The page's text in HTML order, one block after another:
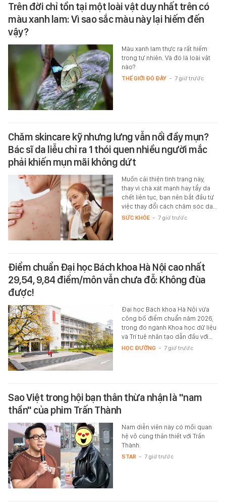
Trên đời chỉ tồn tại một loài vật duy nhất trên có
màu xanh lam: Vì sao sắc màu này lại hiếm đến
vậy?
Màu xanh lam thực ra rất hiếm
trong tự nhiên. Và đó là loài vật
nào?
THẾ GIỚI ĐÓ ĐÂY - 7 giờ trước
Chăm skincare kỹ nhưng lưng vẫn nổi đầy mụn?
Bác sĩ da liễu chỉ ra 1 thói quen nhiều người mắc
phải khiến mụn mãi không dứt
Muốn cải thiện tình trạng này,
thay vì chà xát mạnh hay tẩy da
chết liên tục, bạn nên bắt đầu từ
việc thay đổi cách chăm sóc da…
SỨC KHỎE - 7 giờ trước
Điểm chuẩn Đại học Bách khoa Hà Nội cao nhất
29,54, 9,84 điểm/môn vẫn chưa đỗ: Không đùa
được!
Đại học Bách khoa Hà Nội vừa
công bố điểm chuẩn năm 2026,
trong đó ngành Khoa học dữ liệu
và Trí tuệ nhân tạo dẫn đầu với…
HỌC ĐƯỜNG - 7 giờ trước
Sao Việt trong hội bạn thân thừa nhận là "nam
thần" của phim Trấn Thành
Nam diễn viên này có mối quan
hệ vô cùng thân thiết với Trấn
Thành.
STAR - 7 giờ trước